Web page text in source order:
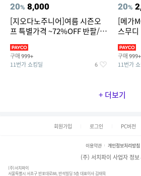
20% 8,000
[지오다노주니어]여름 시즌오
프 특별가격 ~72%OFF 반팔/반
구매 999+
11번가 쇼킹딜 6
20%
[메가
스무디
구매 999+
11번가
+ 더보기
회원가입 로그인 PC버전
이용약관 개인정보처리방침
(주) 서치파이 사업자 정보
(주)서치파이
서울특별시 서초구 반포대로88, 반석빌딩 5층 대표이사 김태묵